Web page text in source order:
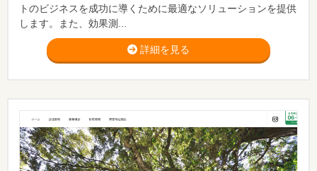
トのビジネスを成功に導くために最適なソリューションを提供
します。また、効果測...
詳細を見る